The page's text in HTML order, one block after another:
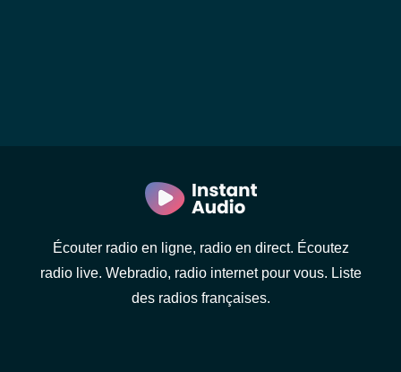
Écouter radio en ligne, radio en direct. Écoutez
radio live. Webradio, radio internet pour vous. Liste
des radios françaises.